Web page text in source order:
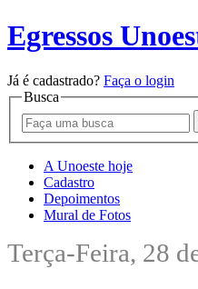
Egressos
Já é cadastrado? Faça o login
Busca
A Unoeste hoje
Cadastro
Depoimentos
Mural de Fotos
Terça-Feira, 28